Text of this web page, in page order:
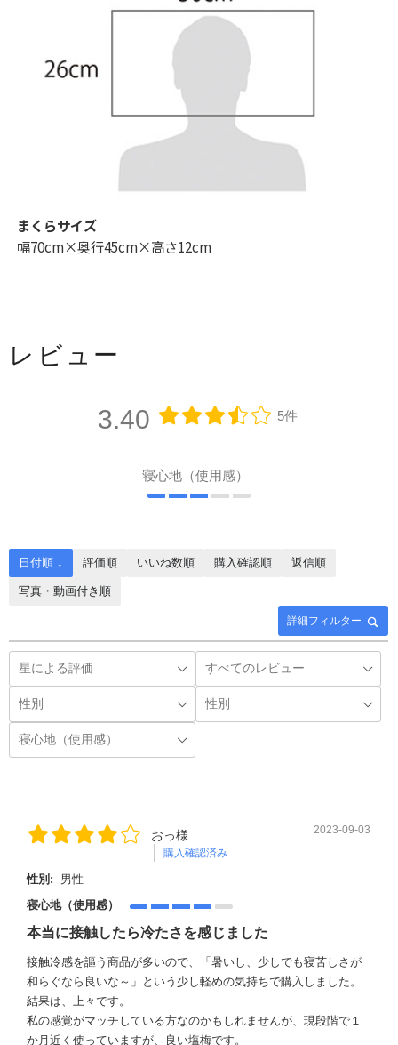
まくらサイズ
幅70cm×奥行45cm×高さ12cm
レビュー
3.40 5件
寝心地（使用感）
詳細フィルター
日付順 ↓ 評価順 いいね数順 購入確認順 返信順
写真・動画付き順
おっ様
購入確認済み
2023-09-03
性別:
男性
寝心地（使用感）
本当に接触したら冷たさを感じました
接触冷感を謳う商品が多いので、「暑いし、少しでも寝苦しさが
和らぐなら良いな～」という少し軽めの気持ちで購入しました。
結果は、上々です。
私の感覚がマッチしている方なのかもしれませんが、現段階で１
か月近く使っていますが、良い塩梅です。